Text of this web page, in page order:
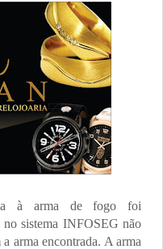
à arma de fogo foi
no sistema INFOSEG não
arma encontrada. A arma